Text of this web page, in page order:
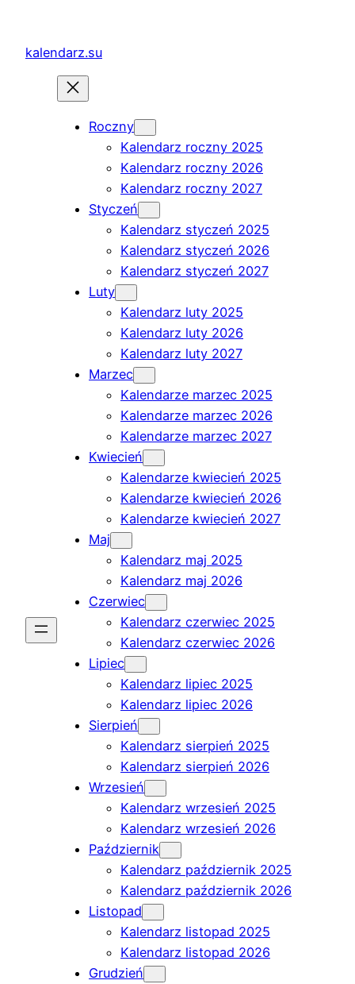
treścikalendarz.su
Roczny
Kalendarz roczny 2025
Kalendarz roczny 2026
Kalendarz roczny 2027
Styczeń
Kalendarz styczeń 2025
Kalendarz styczeń 2026
Kalendarz styczeń 2027
Luty
Kalendarz luty 2025
Kalendarz luty 2026
Kalendarz luty 2027
Marzec
Kalendarze marzec 2025
Kalendarze marzec 2026
Kalendarze marzec 2027
Kwiecień
Kalendarze kwiecień 2025
Kalendarze kwiecień 2026
Kalendarze kwiecień 2027
Maj
Kalendarz maj 2025
Kalendarz maj 2026
Czerwiec
Kalendarz czerwiec 2025
Kalendarz czerwiec 2026
Lipiec
Kalendarz lipiec 2025
Kalendarz lipiec 2026
Sierpień
Kalendarz sierpień 2025
Kalendarz sierpień 2026
Wrzesień
Kalendarz wrzesień 2025
Kalendarz wrzesień 2026
Październik
Kalendarz październik 2025
Kalendarz październik 2026
Listopad
Kalendarz listopad 2025
Kalendarz listopad 2026
Grudzień